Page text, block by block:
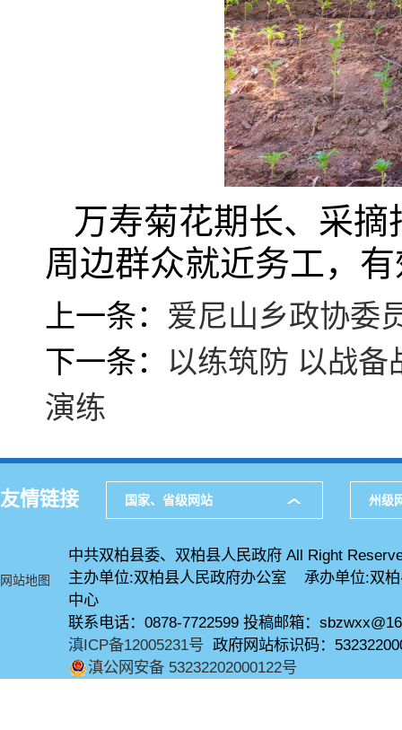
万寿菊花期长、采
周边群众就近务工，
上一条： 爱尼山乡政协委
下一条： 以练筑防 以战
演练
友情链接 国家、省级网站 州级
网站地图
中共双柏县委、双柏县人民政府 All Right
主办单位:双柏县人民政府办公室 承办单位:双
中心
联系电话：0878-7722599 投稿邮箱：
滇ICP备12005231号 政府网站标识码：
滇公网安备 53232202000122号